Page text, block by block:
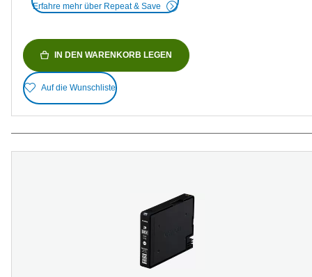
Erfahre mehr über Repeat & Save
IN DEN WARENKORB LEGEN
Auf die Wunschliste